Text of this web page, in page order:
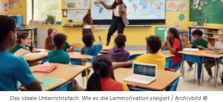
Das ideale Unterrichtsfach: Wie es die Lernmotivation steigert | Archivbild ©